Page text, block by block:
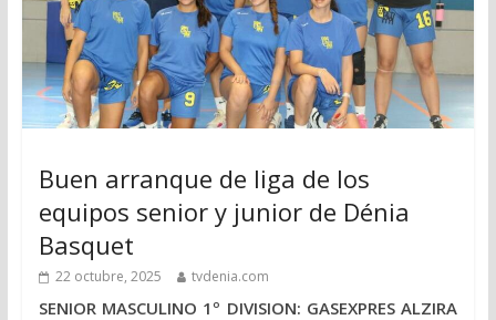
Buen arranque de liga de los
equipos senior y junior de Dénia
Basquet
22 octubre, 2025 tvdenia.com
SENIOR MASCULINO 1º DIVISION: GASEXPRES ALZIRA